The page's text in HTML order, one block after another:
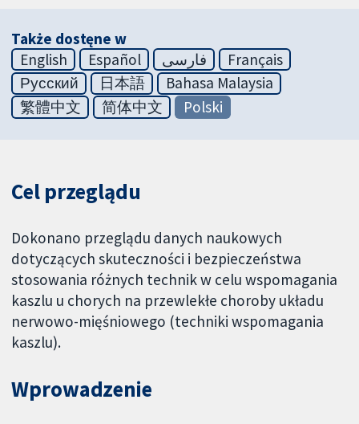
Także dostęne w
English
Español فارسی
Français
Русский
日本語
Bahasa Malaysia
繁體中文
简体中文 Polski
Cel przeglądu
Dokonano przeglądu danych naukowych
dotyczących skuteczności i bezpieczeństwa
stosowania różnych technik w celu wspomagania
kaszlu u chorych na przewlekłe choroby układu
nerwowo-mięśniowego (techniki wspomagania
kaszlu).
Wprowadzenie